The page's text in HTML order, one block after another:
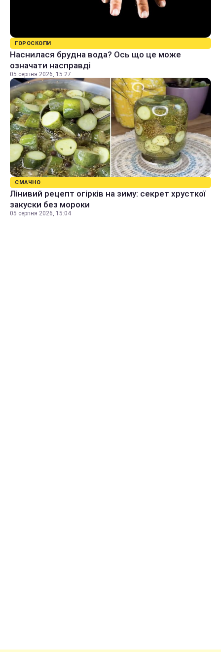
ГОРОСКОПИ
Наснилася брудна вода? Ось що це може
означати насправді
05 серпня 2026, 15:27
СМАЧНО
Лінивий рецепт огірків на зиму: секрет хрусткої
закуски без мороки
05 серпня 2026, 15:04